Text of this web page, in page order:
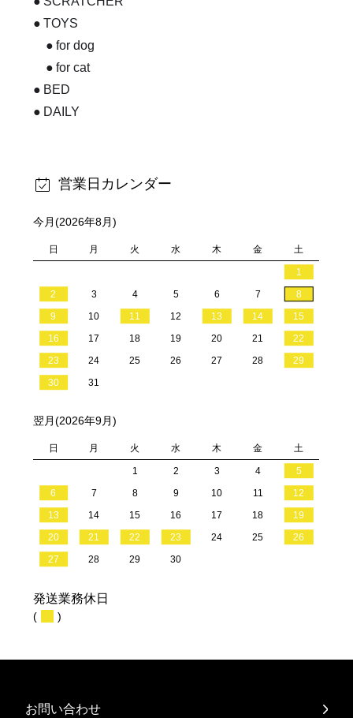
TOYS
for dog
for cat
BED
DAILY
営業日カレンダー
今月(2026年8月)
日 月 火 水 木 金 土
1
2
3 4 5 6 7
8
9
10 11 12 13 14
15
16
17 18 19 20 21
22
23
24 25 26 27 28
29
30
31
翌月(2026年9月)
日 月 火 水 木 金 土
1 2 3 4
5
6
7 8 9 10 11
12
13
14 15 16 17 18
19
20
21 22 23 24 25
26
27
28 29 30
発送業務休日
( )
お問い合わせ